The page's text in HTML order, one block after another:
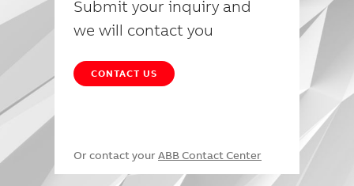
Submit your inquiry and
we will contact you
CONTACT US
Or contact your ABB Contact Center